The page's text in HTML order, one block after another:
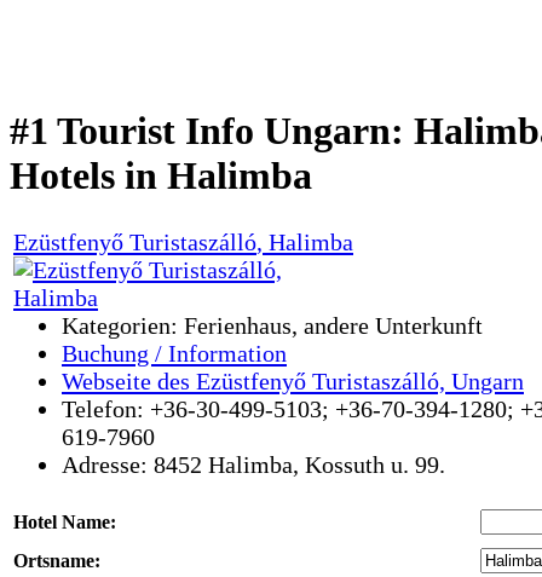
#1 Tourist Info Ungarn:
Hotels in Halimba
Ezüstfenyő Turistaszálló, Halimba
Kategorien: Ferienhaus, andere Unterkunft
Buchung / Information
Webseite des Ezüstfenyő Turistaszálló, Ungarn
Telefon: +36-30-499-5103; +36-70-394-1280;
619-7960
Adresse: 8452 Halimba, Kossuth u. 99.
Hotel Name:
Ortsname: